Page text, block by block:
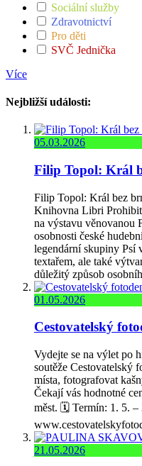
Sociální služby
Zdravotnictví
Pro děti
SVČ Jednička
Více
Nejbližší události:
05.03.2026
Filip Topol: Král
Filip Topol: Král bez
Knihovna Libri
na výstavu věnovanou
osobnosti české
legendární skupiny Psí
textařem, ale také
důležitý způsob
01.05.2026
Cestovatelský
Vydejte se na výlet po
soutěže Cestovatelský
místa, fotografovat
Čekají vás hodnotné
měst. 🗓️ Termín: 1. 5.
21.05.2026